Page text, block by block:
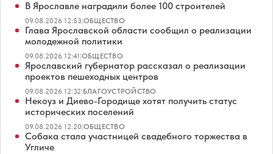
В Ярославле наградили более 100 строителей
09.08.2026 12:53|ОБЩЕСТВО
Глава Ярославской области сообщил о реализации
молодежной политики
09.08.2026 12:41|ОБЩЕСТВО
Ярославский губернатор рассказал о реализации
проектов пешеходных центров
09.08.2026 12:32|БЛАГОУСТРОЙСТВО
Некоуз и Диево-Городище хотят получить статус
исторических поселений
09.08.2026 12:20|ОБЩЕСТВО
Собака стала участницей свадебного торжества в
Угличе